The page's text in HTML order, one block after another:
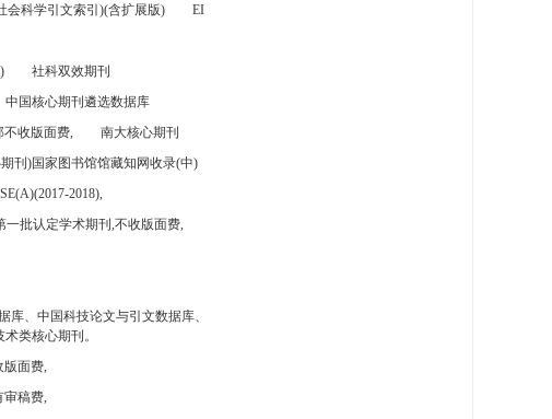
会科学引文索引)(含扩展版)
EI
社科双效期刊
中国核心期刊遴选数据库
收版面费,
南大核心期刊
刊)国家图书馆馆藏知网收录(中)
2018),
一批认定学术期刊,不收版面费,
、中国科技论文与引文数据库、
类核心期刊。
版面费,
审稿费,